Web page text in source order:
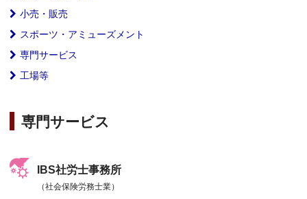
小売・販売
スポーツ・アミューズメント
専門サービス
工場等
専門サービス
IBS社労士事務所
（社会保険労務士業）